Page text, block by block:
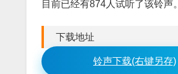
目前已经有874人试听了该铃声。
下载地址
铃声下载(右键另存)